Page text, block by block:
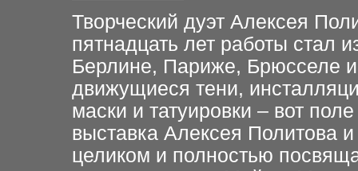
Творческий дуэт Алексея
пятнадцать лет работы стал
Берлине, Париже, Брюсселе
движущиеся тени,
маски и татуировки – вот поле
выставка Алексея Политова и
целиком и полностью